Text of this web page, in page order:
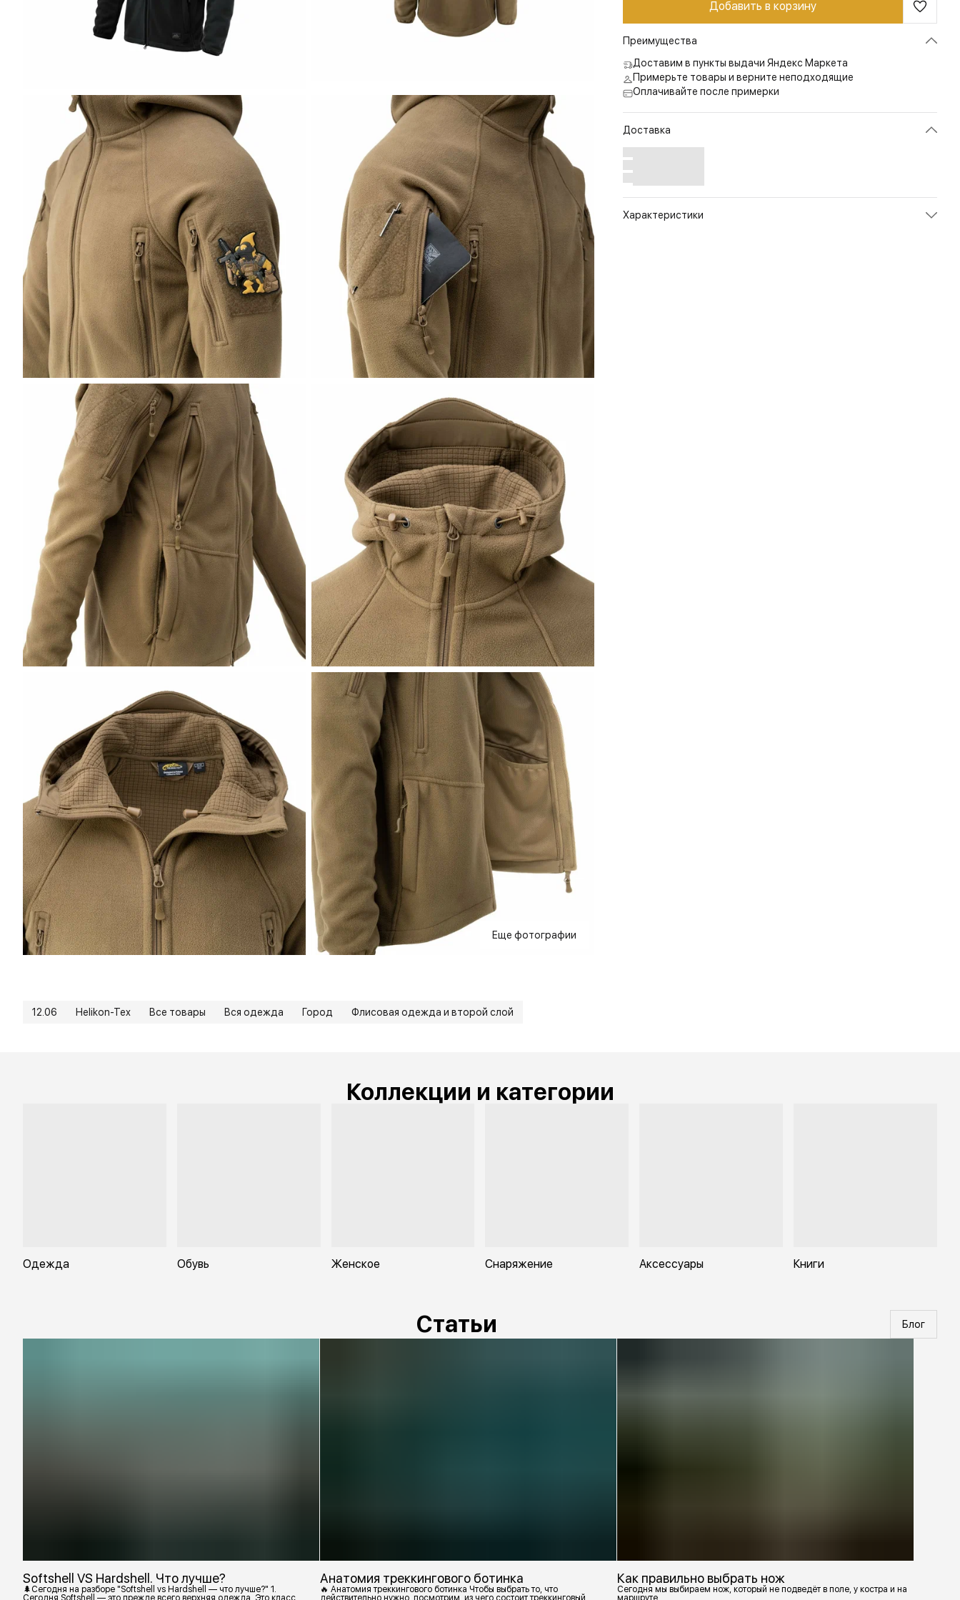
Еще фотографии
Добавить в корзину
Преимущества
Доставим в пункты выдачи Яндекс Маркета
Примерьте товары и верните неподходящие
Оплачивайте после примерки
Доставка
Характеристики
12.06 Helikon-Tex Все товары Вся одежда Город Флисовая одежда и второй слой
Коллекции и категории
Одежда Обувь Женское Снаряжение Аксессуары Книги
Статьи Блог
Softshell VS Hardshell. Что лучше?
🌲Сегодня на разборе "Softshell vs Hardshell — что лучше?" 1.
Сегодня Softshell — это прежде всего верхняя одежда. Это класс
Анатомия треккингового ботинка
🔥 Анатомия треккингового ботинка Чтобы выбрать то, что
действительно нужно, посмотрим, из чего состоит треккинговый
Как правильно выбрать нож
Сегодня мы выбираем нож, который не подведёт в поле, у костра и на
маршруте.